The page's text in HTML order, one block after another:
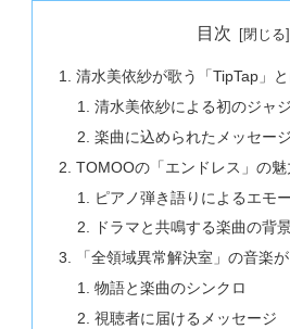
目次
清水美依紗が歌う「TipTap」と
清水美依紗による初のジャ
楽曲に込められたメッセー
TOMOOの「エンドレス」の魅
ピアノ弾き語りによるエモ
ドラマと共鳴する楽曲の背
「全領域異常解決室」の音楽
物語と楽曲のシンクロ
視聴者に届けるメッセージ